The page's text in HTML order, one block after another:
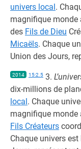
univers local.
magnifique monde
des Fils de Dieu
Micaëls. Chaque
Union des Jours,
2014 15:2.5 3.
dix-millions de
local. Chaque
magnifique monde
Fils Créateurs
Chaque univers est